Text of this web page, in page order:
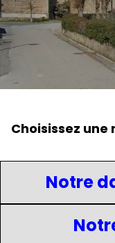
Choisissez
Notre